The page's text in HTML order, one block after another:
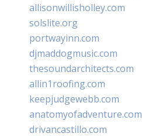
allisonwillisholley.com
solslite.org
portwayinn.com
djmaddogmusic.com
thesoundarchitects.com
allin1roofing.com
keepjudgewebb.com
anatomyofadventure.com
drivancastillo.com